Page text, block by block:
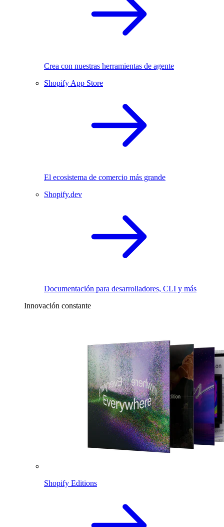
Crea con nuestras herramientas de agente
Shopify App Store
El ecosistema de comercio más grande
Shopify.dev
Documentación para desarrolladores, CLI y más
Innovación constante
Shopify Editions